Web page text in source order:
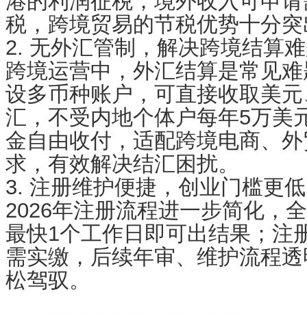
税，跨境贸易的节税优势十分
2. 无外汇管制，解决跨境结算
跨境运营中，外汇结算是常见
设多币种账户，可直接收取美
汇，不受内地个体户每年5万美
金自由收付，适配跨境电商、
求，有效解决结汇困扰。
3. 注册维护便捷，创业门槛更低
2026年注册流程进一步简化，
最快1个工作日即可出结果；注
需实缴，后续年审、维护流程
松驾驭。